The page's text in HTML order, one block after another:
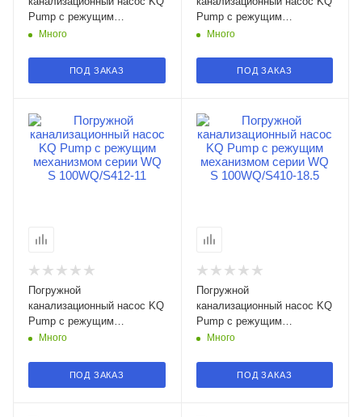
Pump с режущим
механизмом серии WQ S
Смоленске
Много
ПОД ЗАКАЗ
Pump с режущим
механизмом серии WQ S
Смоленске
Много
ПОД ЗАКАЗ
Погружной
канализационный насос KQ
Pump с режущим
механизмом серии WQ S
Смоленске
Много
ПОД ЗАКАЗ
Погружной
канализационный насос KQ
Pump с режущим
механизмом серии WQ S
Смоленске
Много
ПОД ЗАКАЗ